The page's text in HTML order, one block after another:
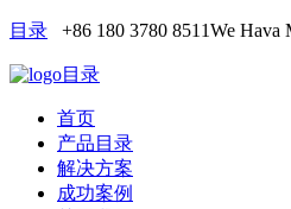
目录 +86 180 3780 8511We Hava
目录
首页
产品目录
解决方案
成功案例